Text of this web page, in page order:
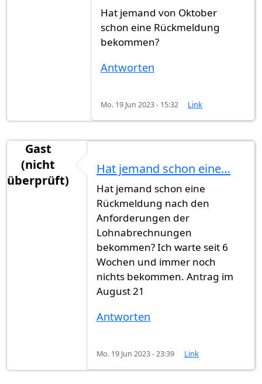
Hat jemand von Oktober
schon eine Rückmeldung
bekommen?
Antworten
Mo. 19 Jun 2023 - 15:32 Link
Gast
(nicht
überprüft)
Hat jemand schon eine…
Hat jemand schon eine
Rückmeldung nach den
Anforderungen der
Lohnabrechnungen
bekommen? Ich warte seit 6
Wochen und immer noch
nichts bekommen. Antrag im
August 21
Antworten
Mo. 19 Jun 2023 - 23:39 Link